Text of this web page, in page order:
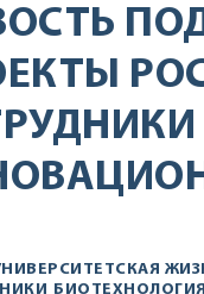
БИОТЕХНОЛОГИЯ